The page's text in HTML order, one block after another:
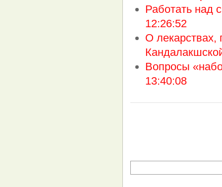
Работать над
12:26:52
О лекарствах,
Вопросы
13:40:08